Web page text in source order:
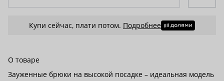
Купи сейчас, плати потом. Подробнее
О товаре
Зауженные брюки на высокой посадке – идеальная модель